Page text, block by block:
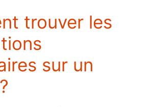
trouver les
sur un